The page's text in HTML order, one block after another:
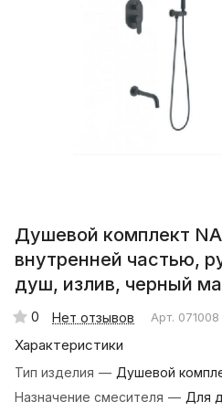
Душевой комплект
внутренней частью,
душ, излив, черный
0 Нет отзывов Арт. 071008
Характеристики
Тип изделия — Душевой
Назначение смесителя — Для